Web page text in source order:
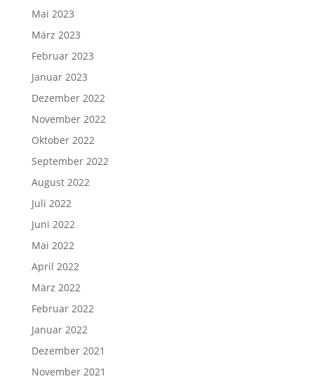
Mai 2023
März 2023
Februar 2023
Januar 2023
Dezember 2022
November 2022
Oktober 2022
September 2022
August 2022
Juli 2022
Juni 2022
Mai 2022
April 2022
März 2022
Februar 2022
Januar 2022
Dezember 2021
November 2021